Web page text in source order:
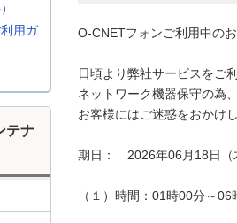
O-CNETフォンご利用中の
日頃より弊社サービスをご
ネットワーク機器保守の為
お客様にはご迷惑をおかけ
期日：　2026年06月18日（
（１）時間：01時00分～06
用ガ
テナ